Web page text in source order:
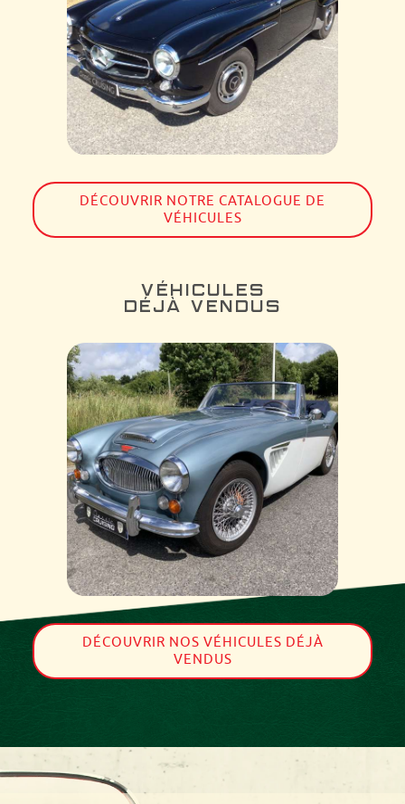
DÉCOUVRIR NOTRE CATALOGUE DE
VÉHICULES
VÉHICULES
DÉJÀ VENDUS
DÉCOUVRIR NOS VÉHICULES DÉJÀ
VENDUS